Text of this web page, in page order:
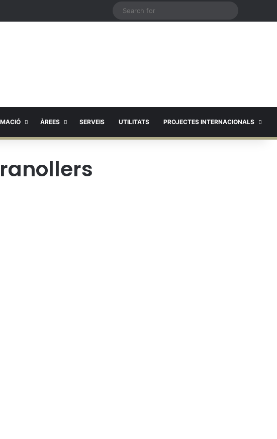
ÀREES SERVEIS UTILITATS PROJECTES INTERNACIONALS